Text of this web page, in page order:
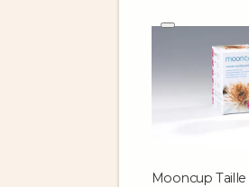
Mooncup Taille